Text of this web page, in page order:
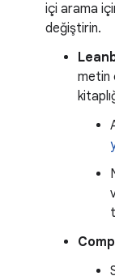
içi arama
değiştirin.
metin